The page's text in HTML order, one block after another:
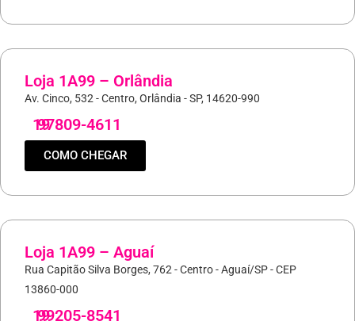
Loja 1A99 – Orlândia
Av. Cinco, 532 - Centro, Orlândia - SP, 14620-990
19
97809-4611
COMO CHEGAR
Loja 1A99 – Aguaí
Rua Capitão Silva Borges, 762 - Centro - Aguaí/SP - CEP
13860-000
19
99205-8541